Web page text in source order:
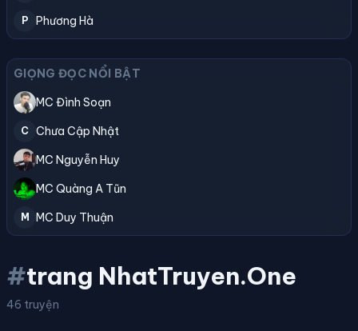
P Phương Hà
GIỌNG ĐỌC NỔI BẬT
MC Đình Soạn
C Chưa Cập Nhật
MC Nguyễn Huy
MC Quàng A Tũn
M MC Duy Thuận
#trang NhatTruyen.One
46 truyện